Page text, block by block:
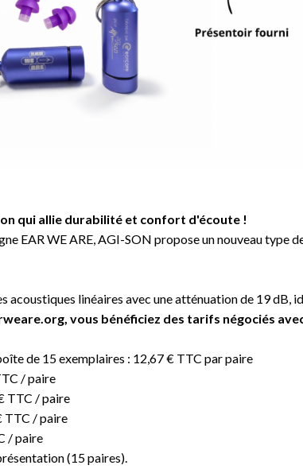
qui allie durabilité et confort d'écoute !
EAR WE ARE, AGI-SON propose un nouveau
linéaires avec une atténuation de 19 dB,
vous bénéficiez des tarifs négociés
de 15 exemplaires : 12,67 € TTC par paire
/ paire
TTC / paire
TTC / paire
/ paire
(15 paires).